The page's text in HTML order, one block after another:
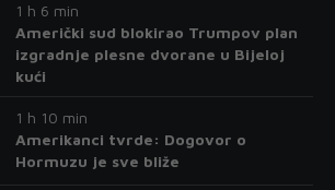
1 h 6 min
Američki sud blokirao Trumpov plan
izgradnje plesne dvorane u Bijeloj
kući
1 h 10 min
Amerikanci tvrde: Dogovor o
Hormuzu je sve bliže